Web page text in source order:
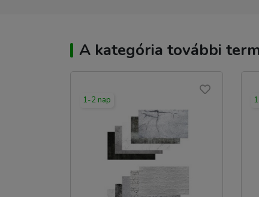
A kategória további
1-2 nap